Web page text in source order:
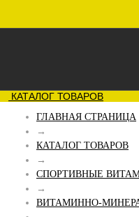
КАТАЛОГ ТОВАРОВ
ГЛАВНАЯ СТРАНИЦА
→
КАТАЛОГ ТОВАРОВ
→
СПОРТИВНЫЕ
→
ВИТАМИННО-